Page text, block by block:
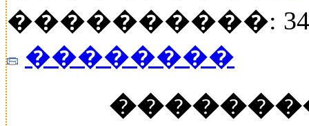
����������:
��������